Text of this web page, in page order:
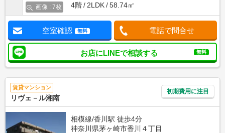
画像 : 7枚
4階
2LDK 58.74㎡
空室確認 無料 電話で問合せ
お店にLINEで相談する 無料
賃貸マンション
リヴェ－ル湘南
初期費用に注目
相模線/香川駅 徒歩4分
神奈川県茅ヶ崎市香川４丁目